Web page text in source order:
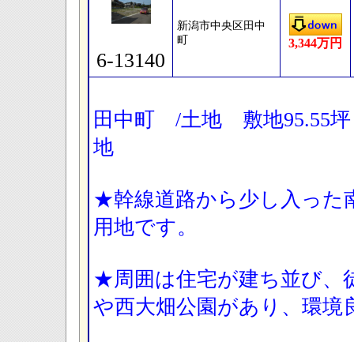
6-13140
新潟市中央区田中
町
3,344万円
田中町 /土地 敷地95.55
地
★幹線道路から少し入った
用地です。
★周囲は住宅が建ち並び、
や西大畑公園があり、環境